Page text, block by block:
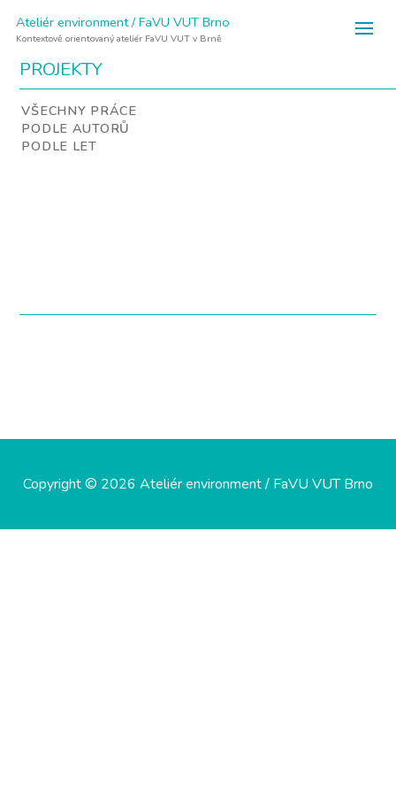
Ateliér environment / FaVU VUT Brno
Kontextově orientovaný ateliér FaVU VUT v Brně
PROJEKTY
VŠECHNY PRÁCE
PODLE AUTORŮ
PODLE LET
Copyright © 2026 Ateliér environment / FaVU VUT Brno